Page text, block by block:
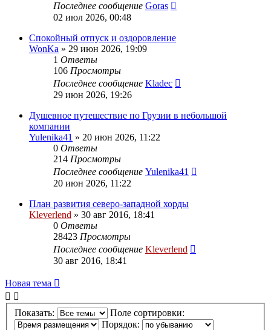
Последнее сообщение Goras
02 июл 2026, 00:48
Спокойный отпуск и оздоровление
WonKa » 29 июн 2026, 19:09
1 Ответы
106 Просмотры
Последнее сообщение Kladec
29 июн 2026, 19:26
Душевное путешествие по Грузии в небольшой
компании
Yulenika41 » 20 июн 2026, 11:22
0 Ответы
214 Просмотры
Последнее сообщение Yulenika41
20 июн 2026, 11:22
План развития северо-западной хорды
Kleverlend » 30 авг 2016, 18:41
0 Ответы
28423 Просмотры
Последнее сообщение Kleverlend
30 авг 2016, 18:41
Новая тема
Показать:
Поле сортировки:
Порядок: